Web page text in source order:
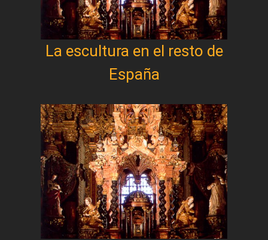
La escultura en el resto de
España